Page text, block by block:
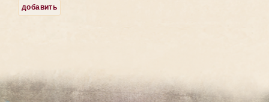
добавить